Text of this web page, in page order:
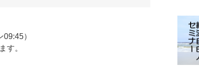
）
す。